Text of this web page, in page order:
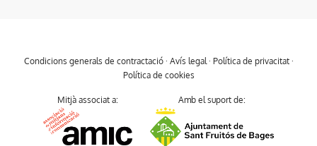
Condicions generals de contractació· Avís legal · Política de privacitat·
Política de cookies
Mitjà associat a: Amb el suport de: